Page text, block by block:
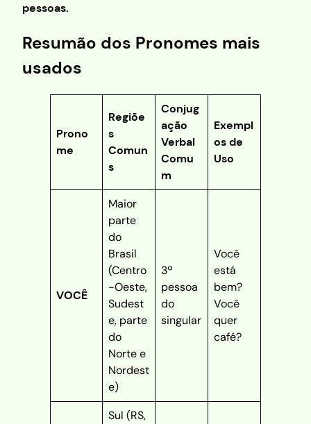
pessoas.
Resumão dos Pronomes mais
usados
Prono
me
Regiõe
s
Comun
s
Conjug
ação
Verbal
Comu
m
Exempl
os de
Uso
VOCÊ
Maior
parte
do
Brasil
(Centro
-Oeste,
Sudest
e, parte
do
Norte e
Nordest
e)
3ª
pessoa
do
singular
Você
está
bem?
Você
quer
café?
Sul (RS,